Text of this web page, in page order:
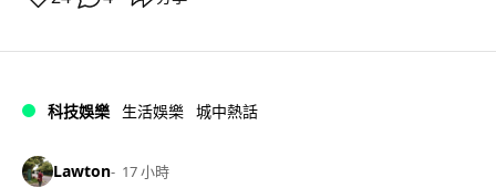
科技娛樂 生活娛樂 城中熱話
Lawton 17 小時